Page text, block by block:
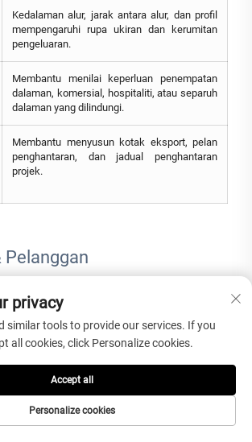
Kedalaman alur, jarak antara alur, dan profil
mempengaruhi rupa ukiran dan kerumitan
pengeluaran.
Membantu menilai keperluan penempatan
dalaman, komersial, hospitaliti, atau separuh
dalaman yang dilindungi.
Membantu menyusun kotak eksport, pelan
penghantaran, dan jadual penghantaran
projek.
Pelanggan
peruncit perabot, dan kontraktor hospitaliti
kilang, kerjasama dengan pelanggan, dan
apabila menilai pembekal meja sisi
privacy
similar tools to provide our services. If you
all cookies, click Personalize cookies.
Personalize cookies
Accept all